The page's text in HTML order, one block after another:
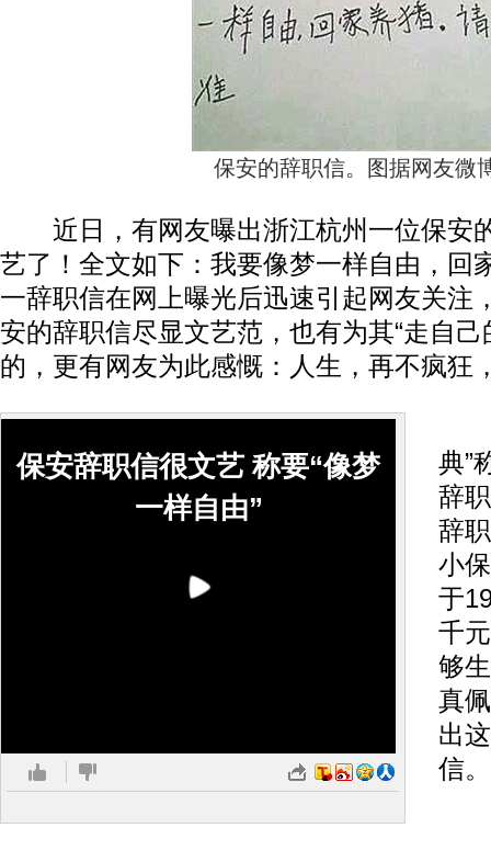
保安的辞职信。图据网友微
近日，有网友曝出浙江杭州一位保安
艺了！全文如下：我要像梦一样自由，回
一辞职信在网上曝光后迅速引起网友关注
安的辞职信尽显文艺范，也有为其“走自己
的，更有网友为此感慨：人生，再不疯狂
保安辞职信很文艺 称要“像梦
一样自由”
典”
辞
辞
小
于
千
够
真
出
信。